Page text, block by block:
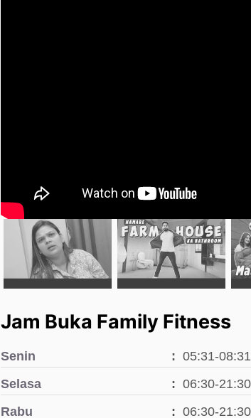
Jam Buka Family Fitness
Senin
05:31-08:31
Selasa
06:30-21:30
Rabu
06:30-21:30